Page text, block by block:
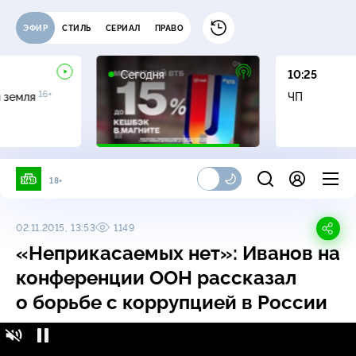
ЭФИР СТИЛЬ СЕРИАЛ ПРАВО
земля 16+
Сегодня
10:25
ЧП
18+
02.11.2015, 13:53 1149
«Неприкасаемых нет»: Иванов на
конференции ООН рассказал
о борьбе с коррупцией в России
«Неприкасаемых нет»: Иванов на конференции